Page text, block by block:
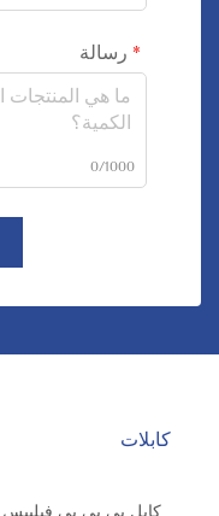
رسالة
0/1000
كابلات
كابل بي بي بي فيليبس